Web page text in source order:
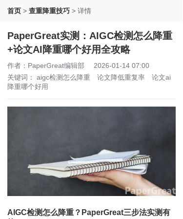
首页 > 查重降重技巧 > 详情
PaperGreat实测：AIGC检测怎么降重
+论文AI降重哪个好用全攻略
作者：PaperGreat编辑部
2026-01-14 07:00
关键词： aigc检测怎么降重 论文降低重复率
论文ai
降重哪个好用
AIGC检测怎么降重？PaperGreat三步法实测有